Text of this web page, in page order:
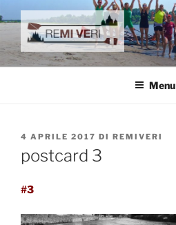
Salta
al
contenuto
reMIVEri
canottaggio e remoturismo
Menu
PUBBLICATO
4 APRILE 2017 DI REMIVERI
postcard 3
#3